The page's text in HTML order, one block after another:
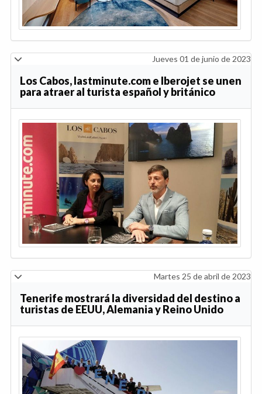
Jueves 01 de junio de 2023
Los Cabos, lastminute.com e Iberojet se unen
para atraer al turista español y británico
Martes 25 de abril de 2023
Tenerife mostrará la diversidad del destino a
turistas de EEUU, Alemania y Reino Unido